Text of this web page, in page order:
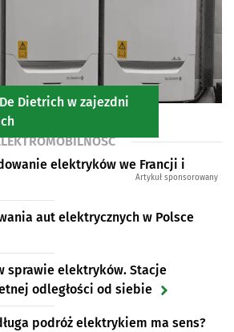
Dietrich w zajezdni
Artykuł sponsorowany
elektryków we Francji i
aut elektrycznych w Polsce
sprawie elektryków. Stacje
odległości od siebie
podróż elektrykiem ma sens?